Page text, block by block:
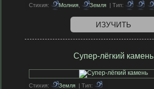
Стихия: Молния Земля | Тип:
ИЗУЧИТЬ
Супер-лёгкий камень
Стихия: Земля | Тип: